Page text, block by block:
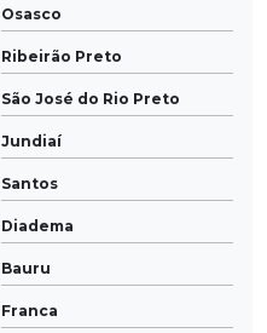
Osasco
Ribeirão Preto
São José do Rio Preto
Jundiaí
Santos
Diadema
Bauru
Franca